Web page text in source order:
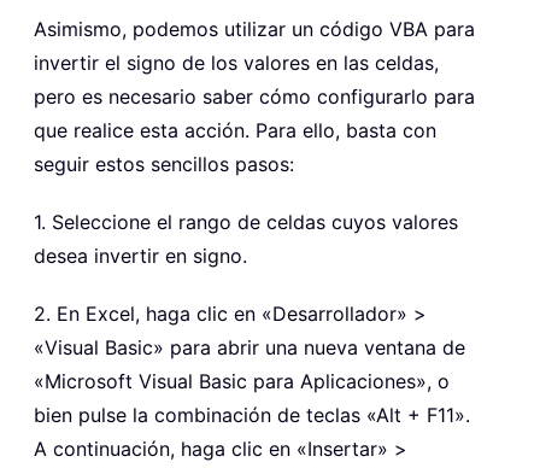
Asimismo, podemos utilizar un código VBA para
invertir el signo de los valores en las celdas,
pero es necesario saber cómo configurarlo para
que realice esta acción. Para ello, basta con
seguir estos sencillos pasos:
1. Seleccione el rango de celdas cuyos valores
desea invertir en signo.
2. En Excel, haga clic en «Desarrollador» >
«Visual Basic» para abrir una nueva ventana de
«Microsoft Visual Basic para Aplicaciones», o
bien pulse la combinación de teclas «Alt + F11».
A continuación, haga clic en «Insertar» >